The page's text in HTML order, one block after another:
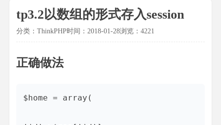
tp3.2以数组的形式存入session
分类：ThinkPHP时间：2018-01-28浏览：4221
正确做法
$home = array(